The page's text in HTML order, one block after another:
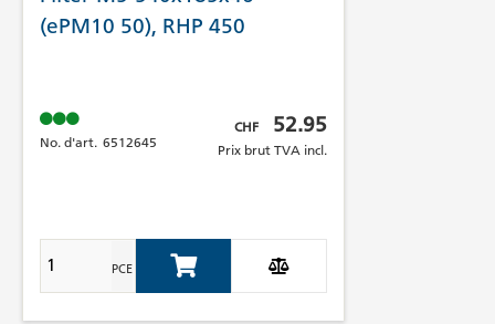
(ePM10 50), RHP 450
Prix brut TVA incl.
CHF 52.95
Prix brut TVA incl.
No. d'art. 6512645
PCE Add to Cart